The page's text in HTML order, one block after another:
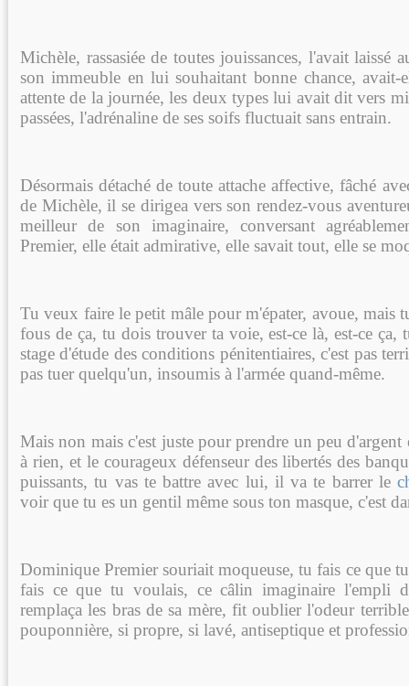
Michèle, rassasiée de toutes jouissances, l'avait laissé
son immeuble en lui souhaitant bonne chance,
attente de la journée, les deux types lui avait dit vers
passées, l'adrénaline de ses soifs fluctuait sans entrain.
Désormais détaché de toute attache affective, fâché
de Michèle, il se dirigea vers son rendez-vous
meilleur de son imaginaire, conversant
Premier, elle était admirative, elle savait tout, elle se
Tu veux faire le petit mâle pour m'épater, avoue, mais
fous de ça, tu dois trouver ta voie, est-ce là, est-ce
stage d'étude des conditions pénitentiaires, c'est pas
pas tuer quelqu'un, insoumis à l'armée quand-même.
Mais non mais c'est juste pour prendre un peu d'argent
à rien, et le courageux défenseur des libertés des
puissants, tu vas te battre avec lui, il va te barrer le
voir que tu es un gentil même sous ton masque, c'est
Dominique Premier souriait moqueuse, tu fais ce que
fais ce que tu voulais, ce câlin imaginaire l'empli
remplaça les bras de sa mère, fit oublier l'odeur
pouponnière, si propre, si lavé, antiseptique et